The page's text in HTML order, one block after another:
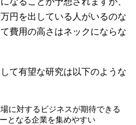
円を出している人がいるのな
費用の高さはネックにならな
て有望な研究は以下のような
に対するビジネスが期待できる
となる企業を集めやすい